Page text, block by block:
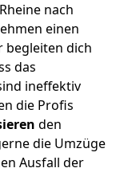
nach
einen
begleiten dich
das
ineffektiv
die Profis
den
die Umzüge
Ausfall der